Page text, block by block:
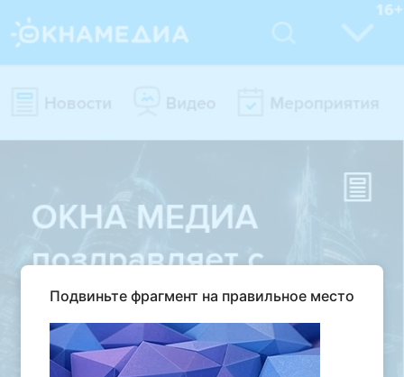
Подвиньте фрагмент на правильное место